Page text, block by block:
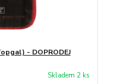
- DOPRODEJ
Skladem 2 ks